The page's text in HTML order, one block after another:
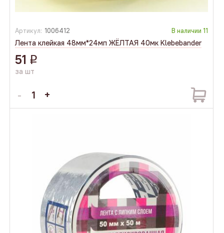
Артикул: 1006412 В наличии 11
Лента клейкая 48мм*24мп ЖЁЛТАЯ 40мк Klebebander
51 q
за шт